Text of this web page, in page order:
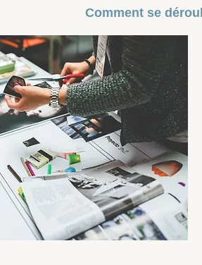
Comment se